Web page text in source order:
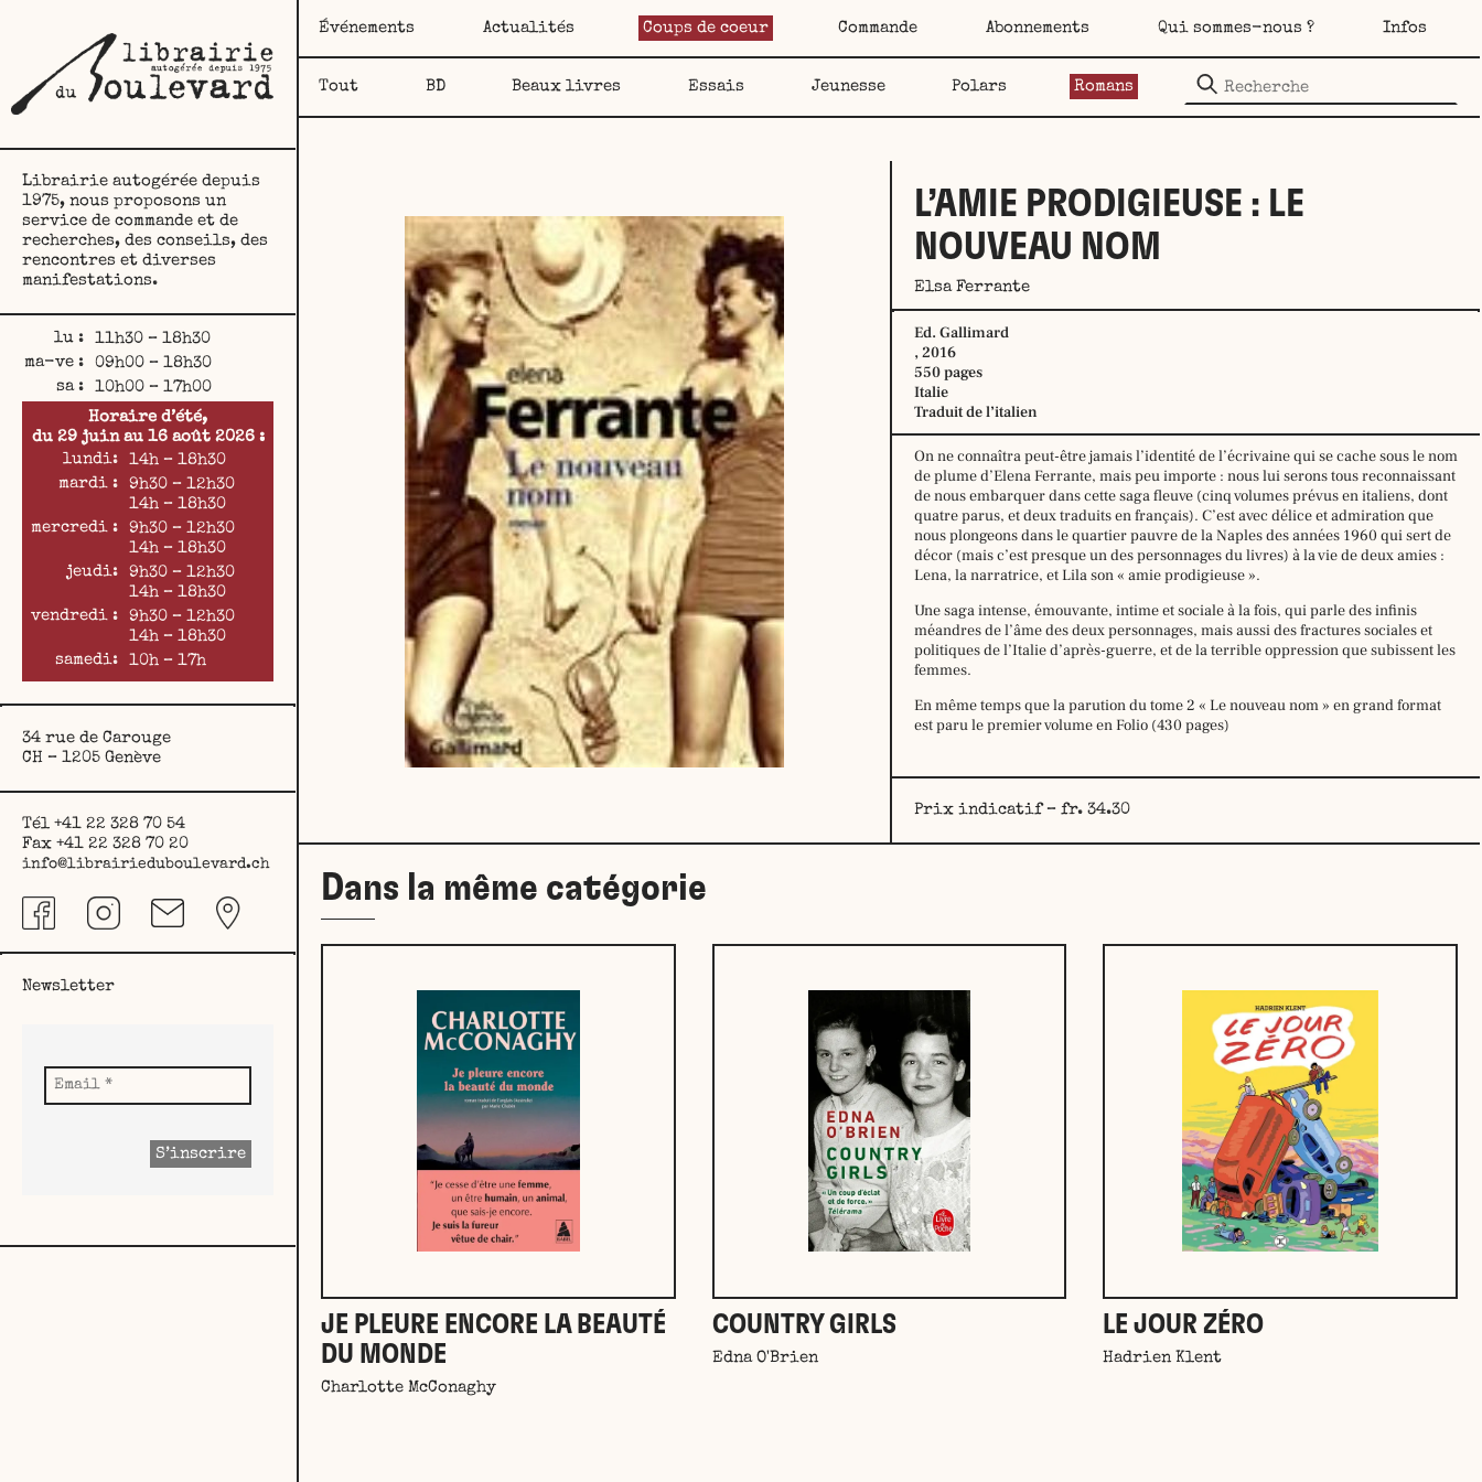
Librairie autogérée depuis
1975, nous proposons un
service de commande et de
recherches, des conseils, des
rencontres et diverses
manifestations.
lu :
11h30 – 18h30
ma-ve :
09h00 – 18h30
sa :
10h00 – 17h00
Horaire d’été,
du 29 juin au 16 août 2026 :
lundi:
14h – 18h30
mardi :
9h30 – 12h30
14h – 18h30
mercredi :
9h30 – 12h30
14h – 18h30
jeudi:
9h30 – 12h30
14h – 18h30
vendredi :
9h30 – 12h30
14h – 18h30
samedi:
10h – 17h
34 rue de Carouge
CH – 1205 Genève
Tél +41 22 328 70 54
Fax +41 22 328 70 20
info@librairieduboulevard.ch
Newsletter
Événements Actualités Coups de coeur Commande Abonnements Qui sommes-nous ? Infos
Tout BD Beaux livres Essais Jeunesse Polars Romans
L’AMIE PRODIGIEUSE : LE
NOUVEAU NOM
Elsa Ferrante
Ed. Gallimard
, 2016
550 pages
Italie
Traduit de l’italien
On ne connaîtra peut-être jamais l’identité de l’écrivaine qui se cache sous le nom
de plume d’Elena Ferrante, mais peu importe : nous lui serons tous reconnaissant
de nous embarquer dans cette saga fleuve (cinq volumes prévus en italiens, dont
quatre parus, et deux traduits en français). C’est avec délice et admiration que
nous plongeons dans le quartier pauvre de la Naples des années 1960 qui sert de
décor (mais c’est presque un des personnages du livres) à la vie de deux amies :
Lena, la narratrice, et Lila son « amie prodigieuse ».
Une saga intense, émouvante, intime et sociale à la fois, qui parle des infinis
méandres de l’âme des deux personnages, mais aussi des fractures sociales et
politiques de l’Italie d’après-guerre, et de la terrible oppression que subissent les
femmes.
En même temps que la parution du tome 2 « Le nouveau nom » en grand format
est paru le premier volume en Folio (430 pages)
Prix indicatif – fr. 34.30
Dans la même catégorie
JE PLEURE ENCORE LA BEAUTÉ
DU MONDE
Charlotte McConaghy
COUNTRY GIRLS
Edna O'Brien
LE JOUR ZÉRO
Hadrien Klent